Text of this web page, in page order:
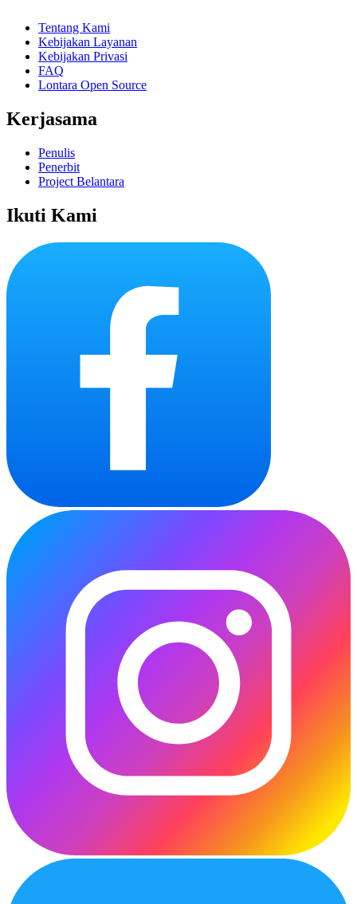
Tentang Kami
Kebijakan Layanan
Kebijakan Privasi
FAQ
Lontara Open Source
Kerjasama
Penulis
Penerbit
Project Belantara
Ikuti Kami